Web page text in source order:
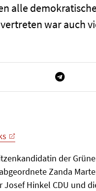
alle
war auch
der
Zanda
Hinkel CDU und